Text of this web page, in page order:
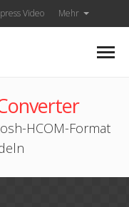
Video Mehr
HCOM-Format